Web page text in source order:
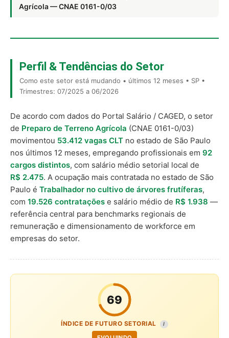
Agrícola — CNAE 0161-0/03
Perfil & Tendências do Setor
Como este setor está mudando • últimos 12 meses • SP •
Trimestres: 07/2025 a 06/2026
De acordo com dados do Portal Salário / CAGED, o setor
de Preparo de Terreno Agrícola (CNAE 0161-0/03)
movimentou 53.412 vagas CLT no estado de São Paulo
nos últimos 12 meses, empregando profissionais em 92
cargos distintos, com salário médio setorial local de
R$ 2.475. A ocupação mais contratada no estado de São
Paulo é Trabalhador no cultivo de árvores frutíferas,
com 19.526 contratações e salário médio de R$ 1.938 —
referência central para benchmarks regionais de
remuneração e dimensionamento de workforce em
empresas do setor.
69
ÍNDICE DE FUTURO SETORIAL I